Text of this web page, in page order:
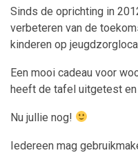
Sinds de oprichting in
verbeteren van de
kinderen op
Een mooi cadeau voor
heeft de tafel uitgetest
Nu jullie nog!
Iedereen mag